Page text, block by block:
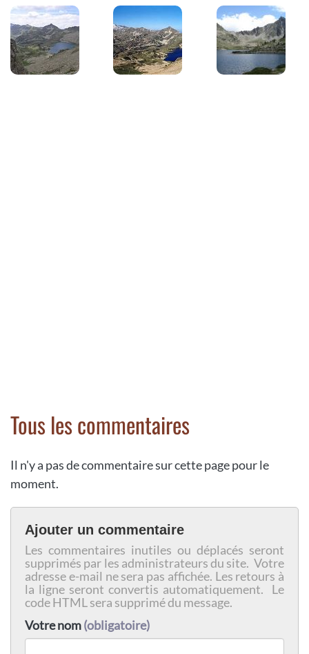
Tous les commentaires
Il n'y a pas de commentaire sur cette page pour le
moment.
Ajouter un commentaire
Les commentaires inutiles ou déplacés seront
supprimés par les administrateurs du site. Votre
adresse e-mail ne sera pas affichée. Les retours à
la ligne seront convertis automatiquement. Le
code HTML sera supprimé du message.
Votre nom(obligatoire)